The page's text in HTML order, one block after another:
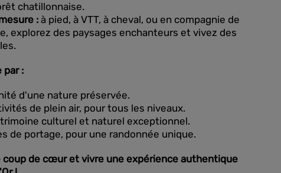
chatillonnaise.
: à pied, à VTT, à cheval, ou en compagnie de
explorez des paysages enchanteurs et vivez des
par :
d'une nature préservée.
de plein air, pour tous les niveaux.
culturel et naturel exceptionnel.
de portage, pour une randonnée unique.
coup de cœur et vivre une expérience authentique